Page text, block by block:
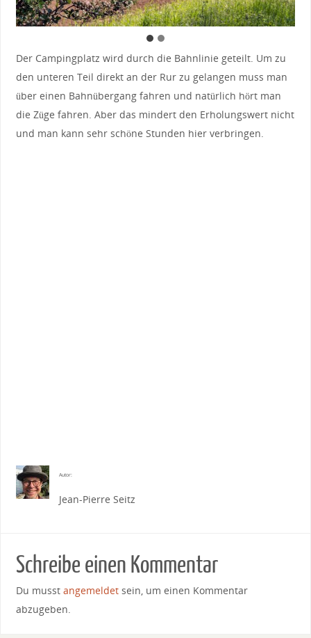
Der Campingplatz wird durch die Bahnlinie geteilt. Um zu
den unteren Teil direkt an der Rur zu gelangen muss man
über einen Bahnübergang fahren und natürlich hört man
die Züge fahren. Aber das mindert den Erholungswert nicht
und man kann sehr schöne Stunden hier verbringen.
Autor:
Jean-Pierre Seitz
Schreibe einen Kommentar
Du musst angemeldetsein, um einen Kommentar
abzugeben.